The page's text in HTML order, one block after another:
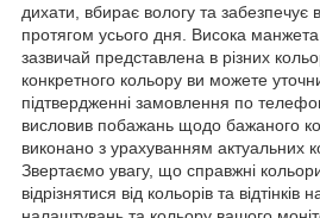
дихати, вбирає вологу та забезпечує
протягом усього дня. Висока
зазвичай представлена в різних
конкретного кольору ви можете
підтвердженні замовлення по
висловив побажань щодо бажаного
виконано з урахуванням актуальних
Звертаємо увагу, що справжні
відрізнятися від кольорів та відтінків